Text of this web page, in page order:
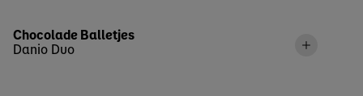
Danio Duo
Chocolade Balletjes